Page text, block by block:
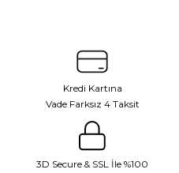
Kredi Kartına
Vade Farksız 4 Taksit
3D Secure & SSL İle %100